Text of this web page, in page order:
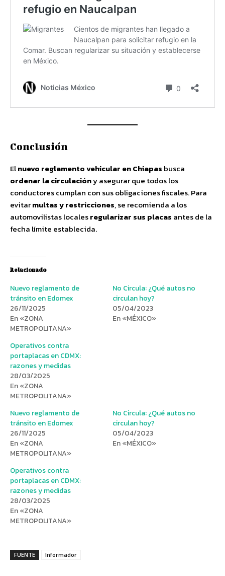
Conclusión
Elnuevo reglamento vehicular en Chiapas busca
ordenar la circulacióny asegurar que todos los
conductores cumplan con sus obligaciones fiscales. Para
evitarmultas y restricciones, se recomienda a los
automovilistas localesregularizar sus placas antes de la
fecha límite establecida.
Relacionado
Nuevo reglamento de
tránsito en Edomex
26/11/2025
En «ZONA
METROPOLITANA»
No Circula: ¿Qué autos no
circulan hoy?
05/04/2023
En «MÉXICO»
Operativos contra
portaplacas en CDMX:
razones y medidas
28/03/2025
En «ZONA
METROPOLITANA»
Nuevo reglamento de
tránsito en Edomex
26/11/2025
En «ZONA
METROPOLITANA»
No Circula: ¿Qué autos no
circulan hoy?
05/04/2023
En «MÉXICO»
Operativos contra
portaplacas en CDMX:
razones y medidas
28/03/2025
En «ZONA
METROPOLITANA»
FUENTE Informador